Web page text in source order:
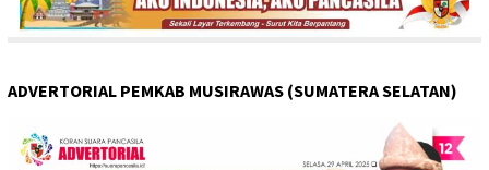
ADVERTORIAL PEMKAB MUSIRAWAS (SUMATERA SELATAN)